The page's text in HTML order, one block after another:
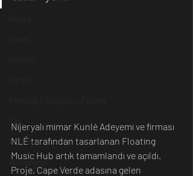
Arkeoloji
Antropoloji
Nijeryalı mimar Kunlé Adeyemi ve firması
NLÉ tarafından tasarlanan Floating
Music Hub artık tamamlandı ve açıldı.
Proje, Cape Verde adasına gelen